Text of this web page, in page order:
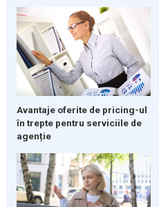
Avantaje oferite de pricing-ul
în trepte pentru serviciile de
agenție